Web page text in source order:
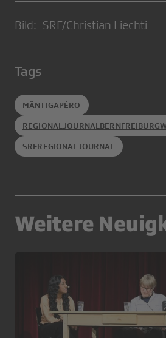
Bild: SRF/Christian Liechti
Tags
MÄNTIGAPÉRO
SRFREGIONALJOURNAL
Weitere